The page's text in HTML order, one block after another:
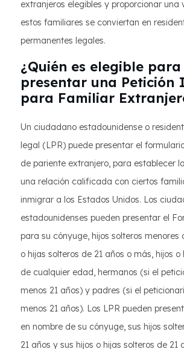
extranjeros elegibles y proporcionar una
estos familiares se conviertan en
permanentes legales.
¿Quién es elegible para
presentar una Petición
para Familiar
Un ciudadano estadounidense o
legal (LPR) puede presentar el
de pariente extranjero, para establecer
una relación calificada con ciertos
inmigrar a los Estados Unidos. Los
estadounidenses pueden presentar el
para su cónyuge, hijos solteros menores
o hijas solteros de 21 años o más, hijos
de cualquier edad, hermanos (si el
menos 21 años) y padres (si el
menos 21 años). Los LPR pueden
en nombre de su cónyuge, sus hijos
21 años y sus hijos o hijas solteros de 21